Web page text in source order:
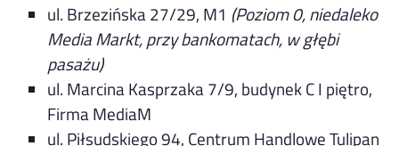
ul. Brzezińska 27/29, M1 (Poziom 0, niedaleko
Media Markt, przy bankomatach, w głębi
pasażu)
ul. Marcina Kasprzaka 7/9, budynek C I piętro,
Firma MediaM
ul. Piłsudskiego 94, Centrum Handlowe Tulipan